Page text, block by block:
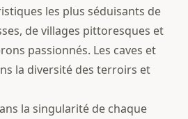
les plus séduisants de
de villages pittoresques et
passionnés. Les caves et
la diversité des terroirs et
la singularité de chaque